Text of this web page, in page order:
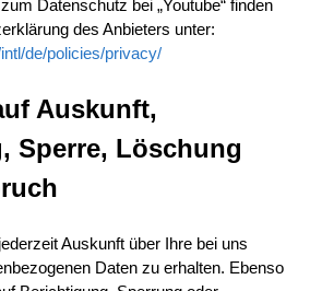
Datenschutz bei „Youtube“ finden
des Anbieters unter:
de/policies/privacy/
Auskunft,
Sperre, Löschung
Auskunft über Ihre bei uns
Daten zu erhalten. Ebenso